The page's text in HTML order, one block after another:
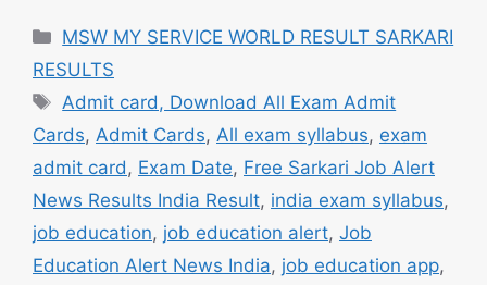
Categories
MSW MY SERVICE WORLD RESULT SARKARI
RESULTS
Tags
Admit card, Download All Exam Admit
Cards, Admit Cards, All exam syllabus, exam
admit card , Exam Date, Free Sarkari Job Alert
News Results India Result, india exam syllabus,
job education, job education alert, Job
Education Alert News India, job education app,